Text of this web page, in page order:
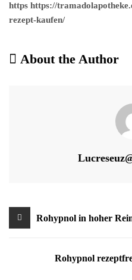
https https://
rezept-kaufen/
About the Author
Beitragsnavigation
Rohypnol in hoher
Rohypnol